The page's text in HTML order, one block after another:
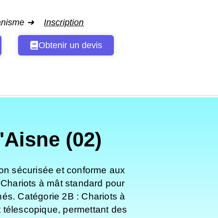
➜ Inscription
Obtenir un devis
(02)
sécurisée et conforme aux
à mât standard pour
Catégorie 2B : Chariots à
permettant des